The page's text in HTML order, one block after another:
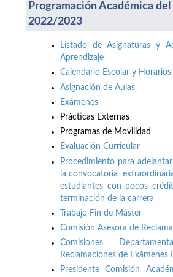
Programación Académica del
2022/2023
Listado de Asignaturas y
Aprendizaje
Calendario Escolar y Horarios
Asignación de Aulas
Exámenes
Prácticas Externas
Programas de Movilidad
Evaluación Curricular
Procedimiento para
la convocatoria
estudiantes con pocos
terminación de la carrera
Trabajo Fin de Máster
Comisión Asesora de
Comisiones
Reclamaciones de Exámenes
Presidente Comisión